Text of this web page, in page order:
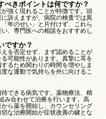
べきポイントは何ですか？
強く現れることが特徴です。頭
訴えますが、病院の検査では異
年のせい」と片付けず、これら
、専門医への相談をおすすめし
ですか？
を否定せず、まず認めることが
可能性があります。真摯に耳を
るため関わりの時間を増やしま
な運動で気持ちを外に向けるこ
できる病気です。薬物療法、精
み合わせて治療を行います。高
ら薬を開始し、カウンセリング
な治療開始が症状改善の鍵とな